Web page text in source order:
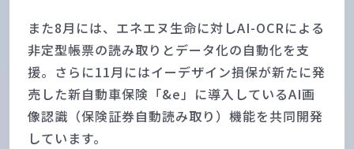
また8月には、エネエヌ生命に対しAI-OCRによる
非定型帳票の読み取りとデータ化の自動化を支
援。さらに11月にはイーデザイン損保が新たに発
売した新自動車保険「&e」に導入しているAI画
像認識（保険証券自動読み取り）機能を共同開発
しています。